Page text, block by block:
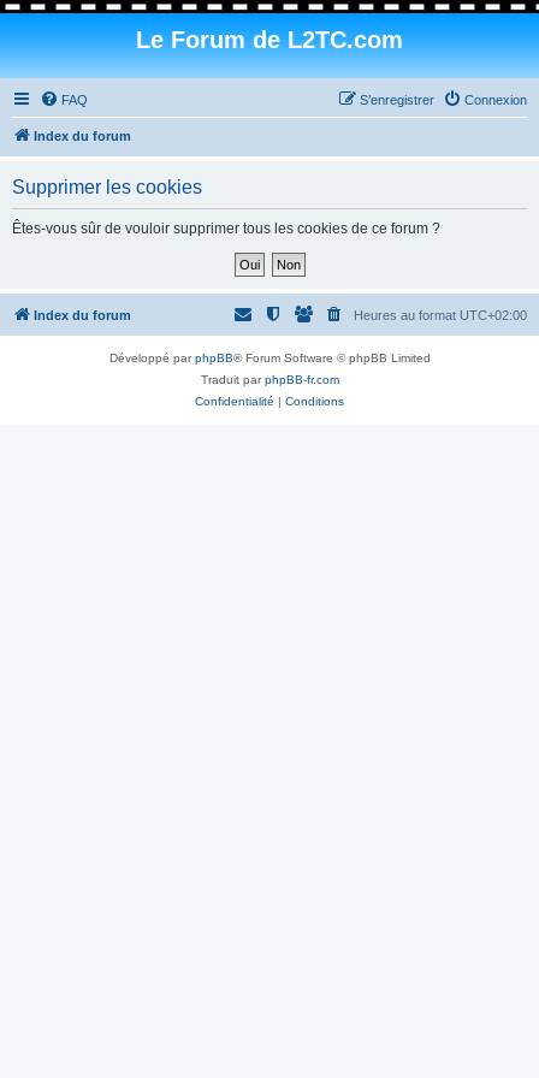
Le Forum de L2TC.com
FAQ Connexion
S’enregistrer
Index du forum
Supprimer les cookies
Êtes-vous sûr de vouloir supprimer tous les cookies de ce forum ?
Index du forum Heures au format UTC+02:00
Développé parphpBB® Forum Software © phpBB Limited
Traduit parphpBB-fr.com
Confidentialité | Conditions